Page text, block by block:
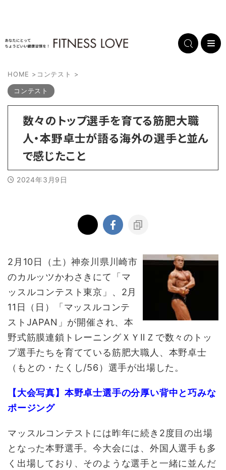
HOME > コンテスト >
コンテスト
数々のトップ選手を育てる筋肥大職
人・本野卓士が語る海外の選手と並ん
で感じたこと
2024年3月9日
2月10日（土）神奈川県川崎市
のカルッツかわさきにて「マ
ッスルコンテスト東京」、2月
11日（日）「マッスルコンテ
ストJAPAN」が開催され、本
野式筋膜連鎖トレーニングＸＹⅡＺで数々のトッ
プ選手たちを育てている筋肥大職人、本野卓士
（もとの・たくし/56）選手が出場した。
【大会写真】本野卓士選手の分厚い背中と巧みな
ポージング
マッスルコンテストには昨年に続き2度目の出場
となった本野選手。今大会には、外国人選手も多
く出場しており、そのような選手と一緒に並んだ